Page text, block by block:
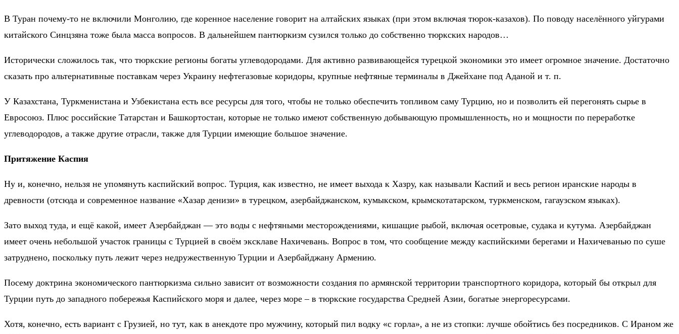
В Туран почему-то не включили Монголию, где коренное население говорит на алтайских языках (при этом включая тюрок-казахов). По поводу населённого уйгурами
китайского Синцзяна тоже была масса вопросов. В дальнейшем пантюркизм сузился только до собственно тюркских народов…
Исторически сложилось так, что тюркские регионы богаты углеводородами. Для активно развивающейся турецкой экономики это имеет огромное значение. Достаточно
сказать про альтернативные поставкам через Украину нефтегазовые коридоры, крупные нефтяные терминалы в Джейхане под Аданой и т. п.
У Казахстана, Туркменистана и Узбекистана есть все ресурсы для того, чтобы не только обеспечить топливом саму Турцию, но и позволить ей перегонять сырье в
Евросоюз. Плюс российские Татарстан и Башкортостан, которые не только имеют собственную добывающую промышленность, но и мощности по переработке
углеводородов, а также другие отрасли, также для Турции имеющие большое значение.
Притяжение Каспия
Ну и, конечно, нельзя не упомянуть каспийский вопрос. Турция, как известно, не имеет выхода к Хазру, как называли Каспий и весь регион иранские народы в
древности (отсюда и современное название «Хазар денизи» в турецком, азербайджанском, кумыкском, крымскотатарском, туркменском, гагаузском языках).
Зато выход туда, и ещё какой, имеет Азербайджан — это воды с нефтяными месторождениями, кишащие рыбой, включая осетровые, судака и кутума. Азербайджан
имеет очень небольшой участок границы с Турцией в своём эксклаве Нахичевань. Вопрос в том, что сообщение между каспийскими берегами и Нахичеванью по суше
затруднено, поскольку путь лежит через недружественную Турции и Азербайджану Армению.
Посему доктрина экономического пантюркизма сильно зависит от возможности создания по армянской территории транспортного коридора, который бы открыл для
Турции путь до западного побережья Каспийского моря и далее, через море – в тюркские государства Средней Азии, богатые энергоресурсами.
Хотя, конечно, есть вариант с Грузией, но тут, как в анекдоте про мужчину, который пил водку «с горла», а не из стопки: лучше обойтись без посредников. С Ираном же